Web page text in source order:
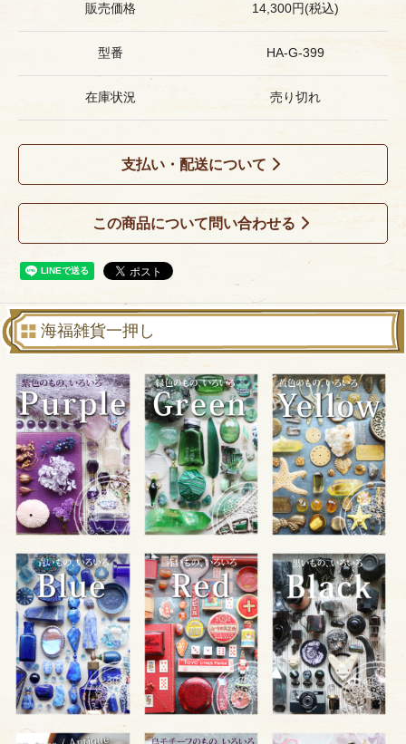
販売価格 14,300円(税込)
型番 HA-G-399
在庫状況 売り切れ
支払い・配送について
この商品について問い合わせる
海福雑貨一押し